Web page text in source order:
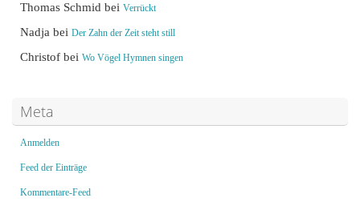
Thomas Schmid bei Verrückt
Nadja bei Der Zahn der Zeit steht still
Christof bei Wo Vögel Hymnen singen
Meta
Anmelden
Feed der Einträge
Kommentare-Feed